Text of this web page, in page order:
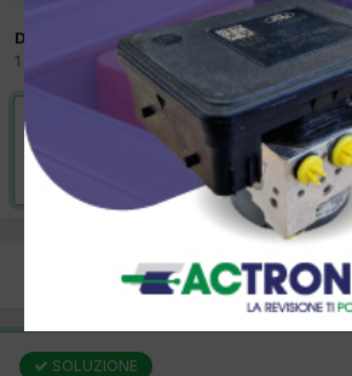
Da gallimax
1 Luglio 2015
inTrasmissione
VAI ALLA
Risolta da gallimax,1
Pagina 1 di 2
SOLUZIONE